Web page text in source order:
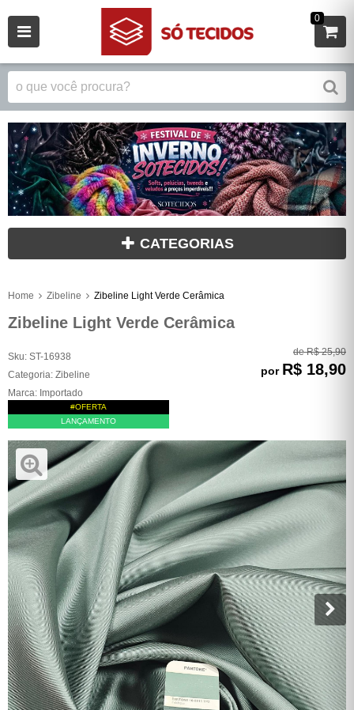
0
CATEGORIAS
Home Zibeline Zibeline Light Verde Cerâmica
Zibeline Light Verde Cerâmica
Sku: ST-16938
Categoria: Zibeline
Marca: Importado
#OFERTA
LANÇAMENTO
de R$ 25,90
por R$ 18,90